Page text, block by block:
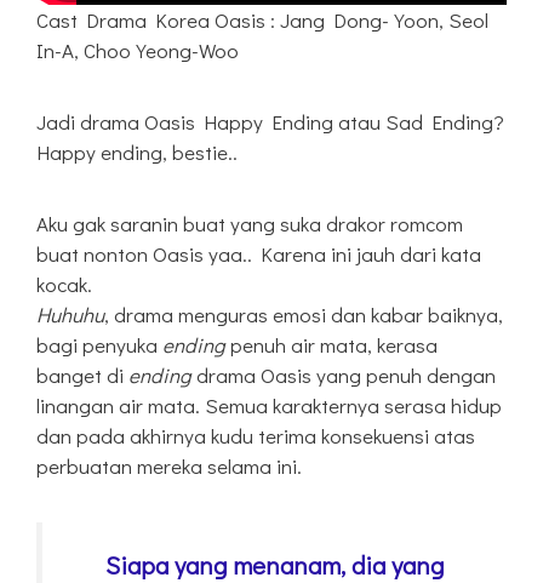
Cast Drama Korea Oasis : Jang Dong-Yoon, Seol
In-A, Choo Yeong-Woo
Jadi drama Oasis Happy Ending atau Sad Ending?
Happy ending, bestie..
Aku gak saranin buat yang suka drakor romcom
buat nonton Oasis yaa.. Karena ini jauh dari kata
kocak.
Huhuhu, drama menguras emosi dan kabar baiknya,
bagi penyuka endingpenuh air mata, kerasa
banget di endingdrama Oasis yang penuh dengan
linangan air mata. Semua karakternya serasa hidup
dan pada akhirnya kudu terima konsekuensi atas
perbuatan mereka selama ini.
Siapa yang menanam, dia yang